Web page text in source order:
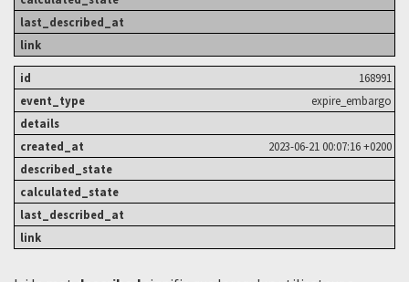
168991
expire_embargo
2023-06-21 00:07:16 +0200